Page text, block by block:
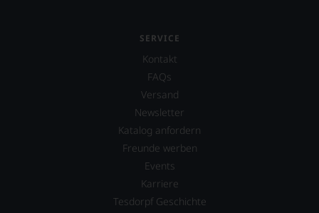
SERVICE
Kontakt
FAQs
Versand
Newsletter
Katalog anfordern
Freunde werben
Events
Karriere
Tesdorpf Geschichte